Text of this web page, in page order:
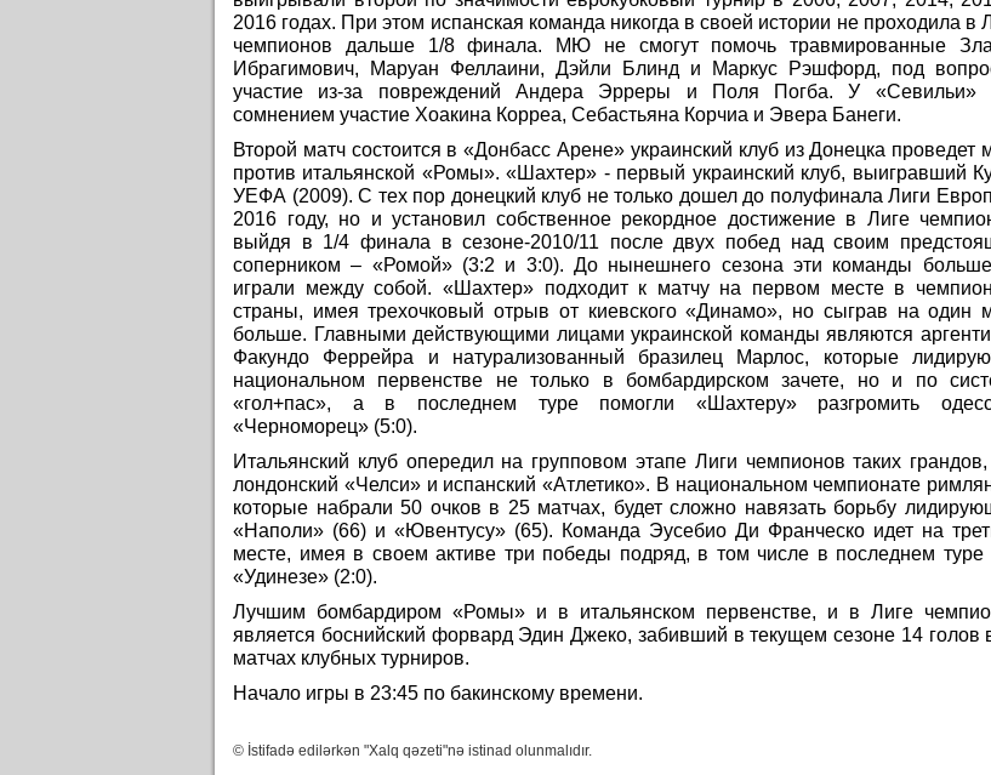
2016 годах. При этом испанская команда никогда в своей истории не проходила в
чемпионов дальше 1/8 финала. МЮ не смогут помочь травмированные
Ибрагимович, Маруан Феллаини, Дэйли Блинд и Маркус Рэшфорд, под
участие из-за повреждений Андера Эрреры и Поля Погба. У «Севильи»
сомнением участие Хоакина Корреа, Себастьяна Корчиа и Эвера Банеги.
Второй матч состоится в «Донбасс Арене» украинский клуб из Донецкa проведет
против итальянской «Ромы». «Шахтер» - первый украинский клуб, выигравший
УЕФА (2009). С тех пор донецкий клуб не только дошел до полуфинала Лиги
2016 году, но и установил собственное рекордное достижение в Лиге
выйдя в 1/4 финала в сезоне-2010/11 после двух побед над своим
соперником – «Ромой» (3:2 и 3:0). До нынешнего сезона эти команды
играли между собой. «Шахтер» подходит к матчу на первом месте в
страны, имея трехочковый отрыв от киевского «Динамо», но сыграв на один
больше. Главными действующими лицами украинской команды являются
Факундо Феррейра и натурализованный бразилец Марлос, которые
национальном первенстве не только в бомбардирском зачете, но и по
«гол+пас», а в последнем туре помогли «Шахтеру» разгромить
«Черноморец» (5:0).
Итальянский клуб опередил на групповом этапе Лиги чемпионов таких грандов,
лондонский «Челси» и испанский «Атлетико». В национальном чемпионате
которые набрали 50 очков в 25 матчах, будет сложно навязать борьбу
«Наполи» (66) и «Ювентусу» (65). Команда Эусебио Ди Франческо идет на
месте, имея в своем активе три победы подряд, в том числе в последнем туре
«Удинезе» (2:0).
Лучшим бомбардиром «Ромы» и в итальянском первенстве, и в Лиге
является боснийский форвард Эдин Джеко, забивший в текущем сезоне 14 голов
матчах клубных турниров.
Начало игры в 23:45 по бакинскому времени.
© İstifadə edilərkən "Xalq qəzeti"nə istinad olunmalıdır.